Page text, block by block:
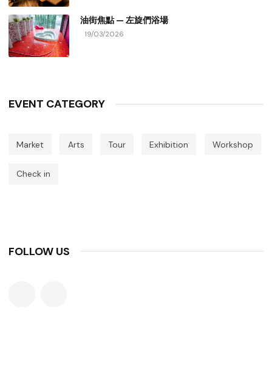
油街焦點 — 左旋們浴場
19/03/2026
EVENT CATEGORY
Market Arts Tour Exhibition Workshop
Check in
FOLLOW US